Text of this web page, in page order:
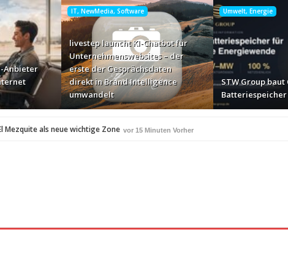
Anbieter
IT, NewMedia, Software
livestep launcht KI-Chatbot für
Unternehmenswebsites – der
erste der Gesprächsdaten
direkt in Brand Intelligence
umwandelt
Umwelt, Energie
STW Group
Batteriespeicher
als neue wichtige Zone vor 15 Minuten Vorher
für Werkzeuge und Formen